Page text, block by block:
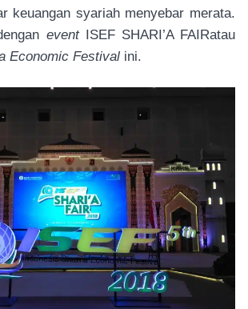
keuangan syariah menyebar merata.
event ISEF SHARI’A FAIRatau
Economic Festival ini.